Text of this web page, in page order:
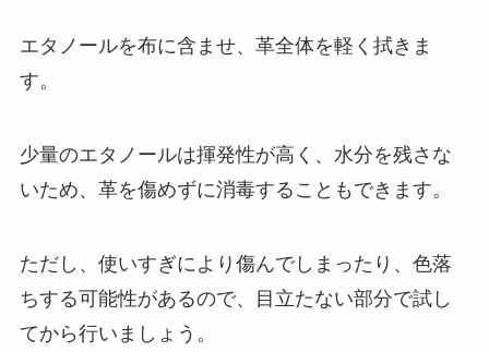
エタノールを布に含ませ、革全体を軽く拭きま
す。
少量のエタノールは揮発性が高く、水分を残さな
いため、革を傷めずに消毒することもできます。
ただし、使いすぎにより傷んでしまったり、色落
ちする可能性があるので、目立たない部分で試し
てから行いましょう。